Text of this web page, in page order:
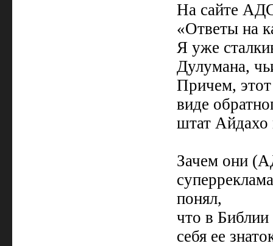
На сайте
«Ответы на
Я уже
Дулумана,
Причем,
виде
штат
Зачем они
понял,
что в Библии
себя ее